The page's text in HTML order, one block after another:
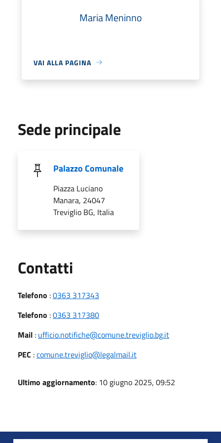
Maria Meninno
VAI ALLA PAGINA
Sede principale
Palazzo Comunale
Piazza Luciano
Manara, 24047
Treviglio BG, Italia
Contatti
Telefono :0363 317343
Telefono :0363 317380
Mail : ufficio.notifiche@comune.treviglio.bg.it
PEC :comune.treviglio@legalmail.it
Ultimo aggiornamento: 10 giugno 2025, 09:52